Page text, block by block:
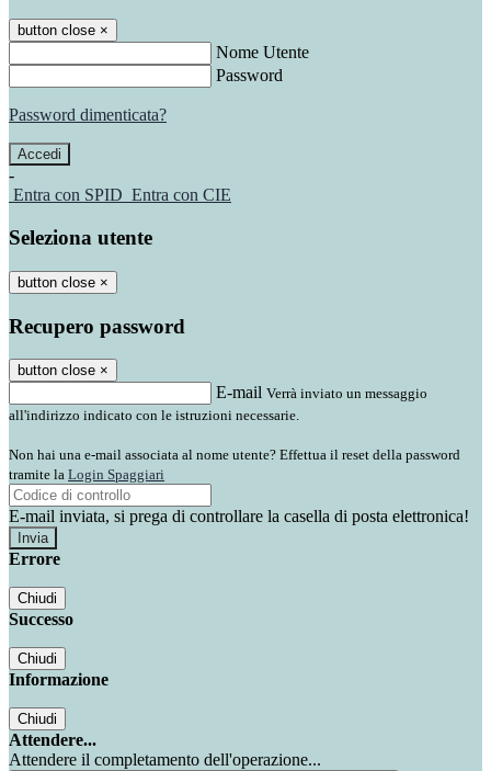
button close ×
Nome Utente
Password
Password dimenticata?
-
Entra con SPID Entra con CIE
Seleziona utente
button close ×
Recupero password
button close ×
E-mail Verrà inviato un messaggio
all'indirizzo indicato con le istruzioni necessarie.
Non hai una e-mail associata al nome utente? Effettua il reset della password
tramite la Login Spaggiari
E-mail inviata, si prega di controllare la casella di posta elettronica!
Errore
Chiudi
Successo
Chiudi
Informazione
Chiudi
Attendere...
Attendere il completamento dell'operazione...